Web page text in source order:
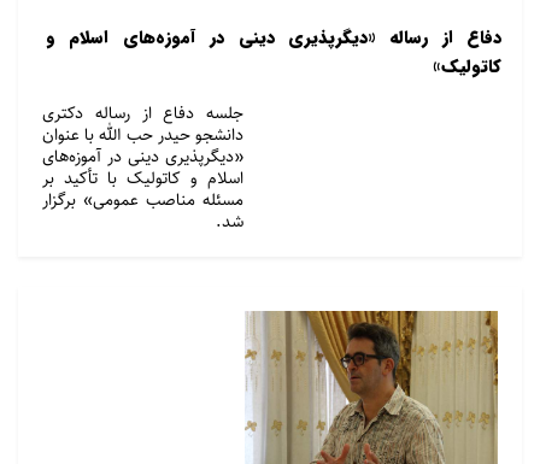
دفاع از رساله «دیگرپذیری دینی در آموزه‌های اسلام و
کاتولیک»
جلسه دفاع از رساله دکتری
دانشجو حیدر حب الله با عنوان
«دیگرپذیری دینی در آموزه‌های
اسلام و کاتولیک با تأکید بر
مسئله مناصب عمومی» برگزار
شد.